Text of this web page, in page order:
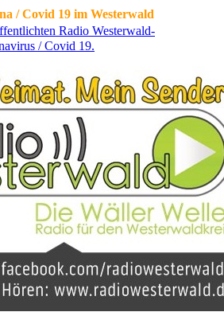
/ Covid 19 im Westerwald
Radio Westerwald-
/ Covid 19.